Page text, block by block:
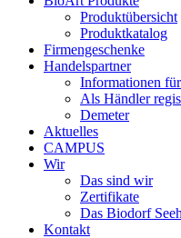
Produktübersicht
Produktkatalog
Firmengeschenke
Handelspartner
Informationen
Als Händler
Demeter
Aktuelles
CAMPUS
Wir
Das sind wir
Zertifikate
Das Biodorf
Kontakt